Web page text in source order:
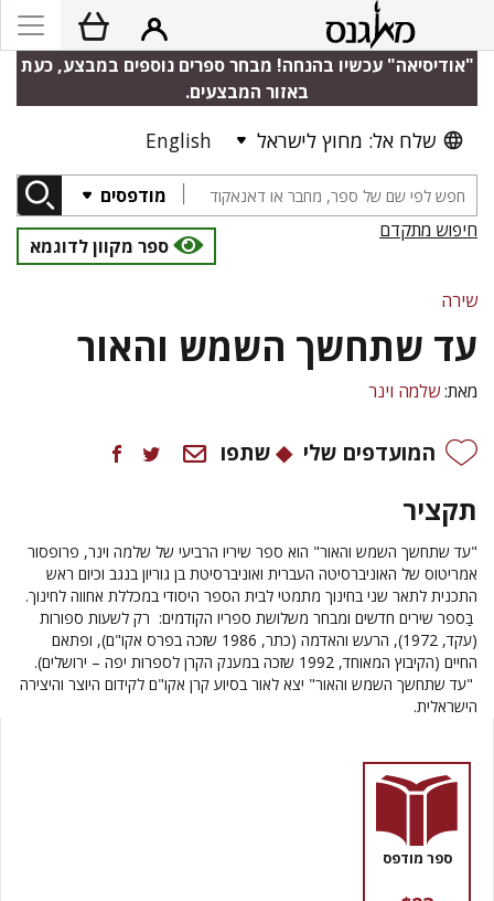
"אודיסיאה" עכשיו בהנחה! מבחר ספרים נוספים במבצע, כעת
באזור המבצעים.
שלח אל: מחוץ לישראל English
מודפסים
חיפוש מתקדם
ספר מקוון לדוגמא
שירה
עד שתחשך השמש והאור
מאת:שלמה וינר
המועדפים שלי שתפו
תקציר
"עד שתחשך השמש והאור" הוא ספר שיריו הרביעי של שלמה וינר, פרופסור
אמריטוס של האוניברסיטה העברית ואוניברסיטת בן גוריון בנגב וכיום ראש
התכנית לתאר שני בחינוך מתמטי לבית הספר היסודי במכללת אחווה לחינוך.
בַּספר שירים חדשים ומבחר משלושת ספריו הקודמים: רק לשעות ספורות
(עקד, 1972), הרעש והאדמה (כתר, 1986 שזכה בפרס אקו"ם), ופתאם
החיים (הקיבוץ המאוחד, 1992 שזכה במענק הקרן לספרות יפה – ירושלים).
"עד שתחשך השמש והאור" יצא לאור בסיוע קרן אקו"ם לקידום היוצר והיצירה
הישראלית.
ספר מודפס